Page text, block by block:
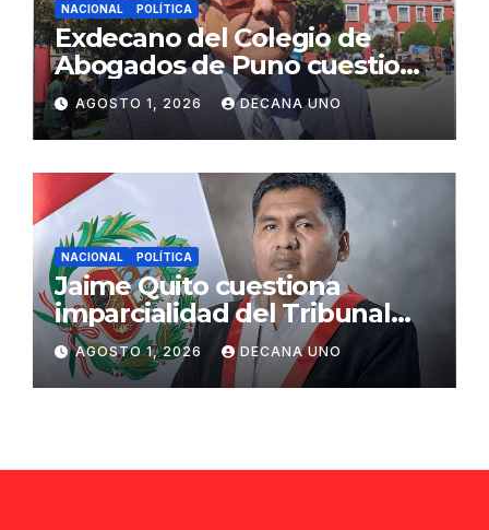
NACIONAL POLÍTICA
Exdecano del Colegio de
Abogados de Puno cuestiona
propuestas sobre seguridad
ciudadana
AGOSTO 1, 2026 DECANA UNO
NACIONAL POLÍTICA
Jaime Quito cuestiona
imparcialidad del Tribunal
Constitucional tras liberación
de Ollanta Humala
AGOSTO 1, 2026 DECANA UNO